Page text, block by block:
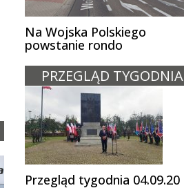
Na Wojska Polskiego
powstanie rondo
PRZEGLĄD TYGODNIA
Przegląd tygodnia 04.09.20